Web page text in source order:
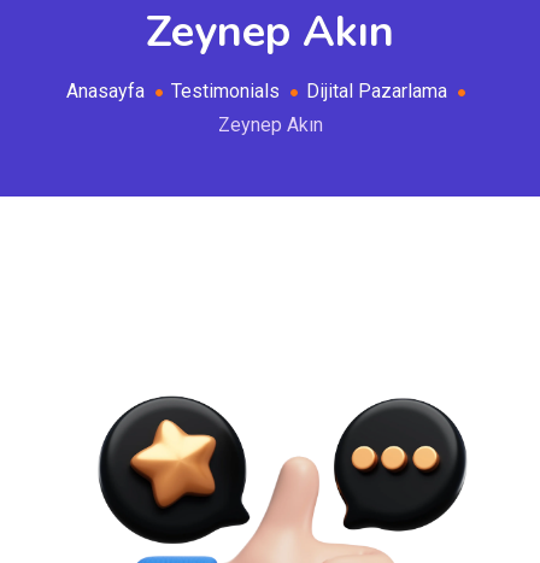
Zeynep Akın
Anasayfa Testimonials
Dijital Pazarlama
Zeynep Akın